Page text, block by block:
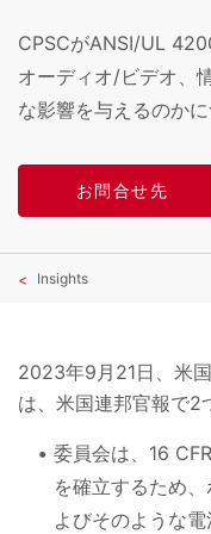
CPSCがANSI/UL
オーディオ/ビデオ、
な影響を与えるのか
お問合せ先
Insights
2023年9月21日、米
は、米国連邦官報で2
委員会は、16
を確立するため
よびそのような